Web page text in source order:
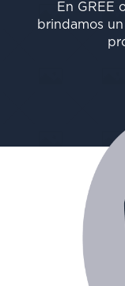
En GREE
brindamos